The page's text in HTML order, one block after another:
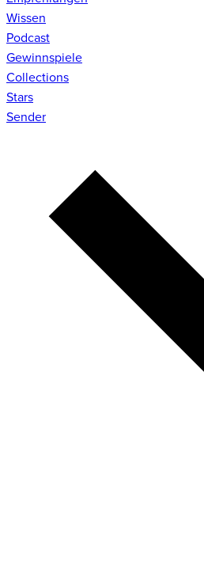
Wissen
Podcast
Gewinnspiele
Collections
Stars
Sender